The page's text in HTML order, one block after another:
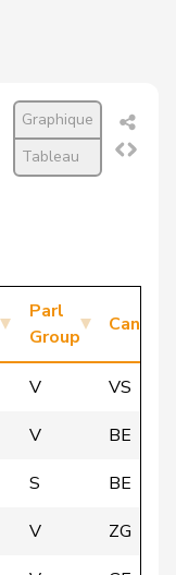
Graphique
Tableau
Parl
Group
Canton
V
VS
V
BE
S
BE
V
ZG